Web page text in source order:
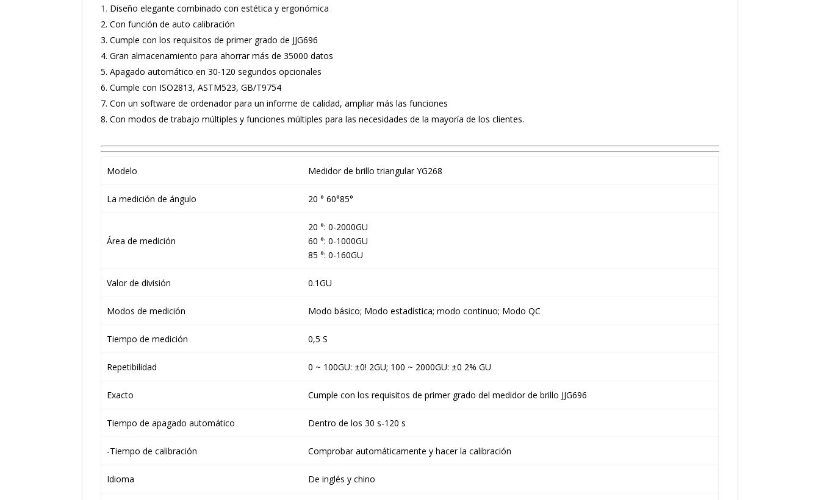
Diseño elegante combinado con estética y ergonómica
2. Con función de auto calibración
3. Cumple con los requisitos de primer grado de JJG696
4. Gran almacenamiento para ahorrar más de 35000 datos
5. Apagado automático en 30-120 segundos opcionales
6. Cumple con ISO2813, ASTM523, GB/T9754
7. Con un software de ordenador para un informe de calidad, ampliar más las funciones
8. Con modos de trabajo múltiples y funciones múltiples para las necesidades de la mayoría de los clientes.
Modelo Medidor de brillo triangular YG268
La medición de ángulo 20 ° 60°85°
Área de medición
20 °: 0-2000GU
60 °: 0-1000GU
85 °: 0-160GU
Valor de división 0.1GU
Modos de medición Modo básico; Modo estadística; modo continuo; Modo QC
Tiempo de medición 0,5 S
Repetibilidad 0 ~ 100GU: ±0! 2GU; 100 ~ 2000GU: ±0 2% GU
Exacto Cumple con los requisitos de primer grado del medidor de brillo JJG696
Tiempo de apagado automático Dentro de los 30 s-120 s
-Tiempo de calibración Comprobar automáticamente y hacer la calibración
Idioma De inglés y chino